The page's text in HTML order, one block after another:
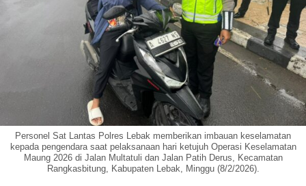
Personel Sat Lantas Polres Lebak memberikan imbauan keselamatan
kepada pengendara saat pelaksanaan hari ketujuh Operasi Keselamatan
Maung 2026 di Jalan Multatuli dan Jalan Patih Derus, Kecamatan
Rangkasbitung, Kabupaten Lebak, Minggu (8/2/2026).